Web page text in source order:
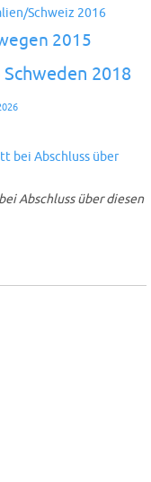
Schweiz 2016
2015
Schweden 2018
Abschluss über diesen